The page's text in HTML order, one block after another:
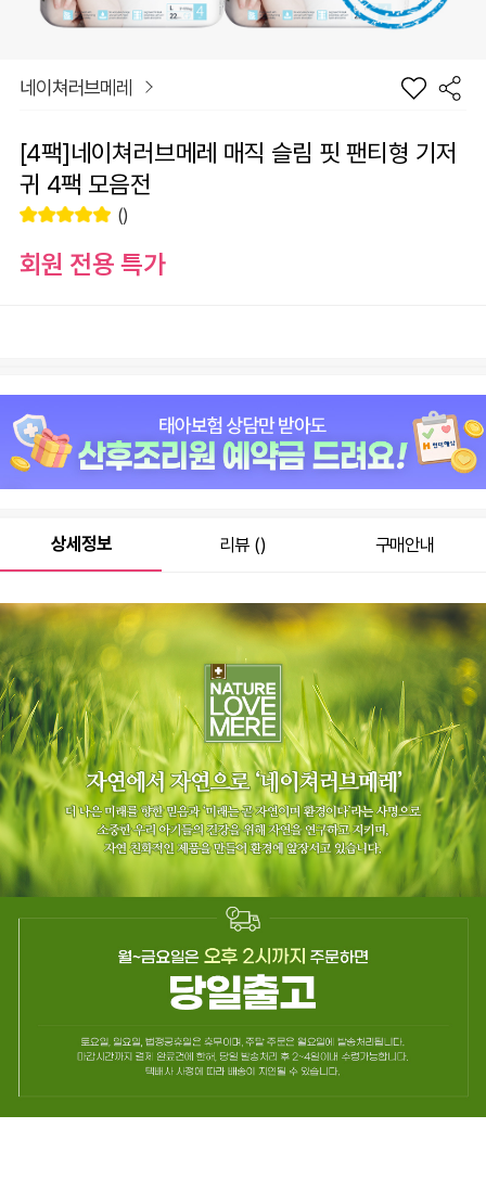
네이쳐러브메레
[4팩]네이쳐러브메레 매직 슬림 핏 팬티형 기저
귀 4팩 모음전
()
회원 전용 특가
총 상품 금액 0원
바
니
선
하
기
상세정보 리뷰 () 구매안내